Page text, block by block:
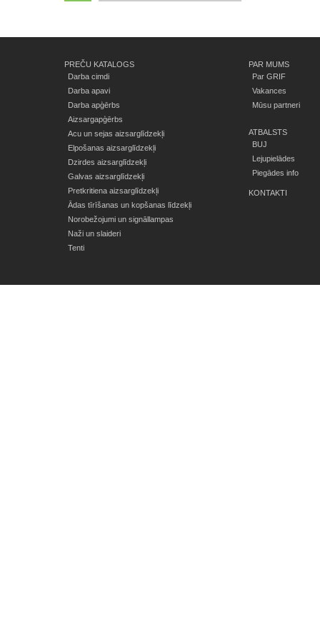
PREČU KATALOGS
Darba cimdi
Darba apavi
Darba apģērbs
Aizsargapģērbs
Acu un sejas aizsarglīdzekļi
Elpošanas aizsarglīdzekļi
Dzirdes aizsarglīdzekļi
Galvas aizsarglīdzekļi
Pretkritiena aizsarglīdzekļi
Ādas tīrīšanas un kopšanas līdzekļi
Norobežojumi un signāllampas
Naži un slaideri
Tenti
PAR MUMS
Par GRIF
Vakances
Mūsu partneri
ATBALSTS
BUJ
Lejupielādes
Piegādes info
KONTAKTI